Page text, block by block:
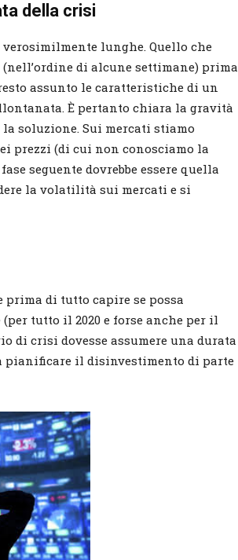
della crisi
lunghe. Quello che
(nell’ordine di alcune settimane) prima
assunto le caratteristiche di un
È pertanto chiara la gravità
soluzione. Sui mercati stiamo
prezzi (di cui non conosciamo la
seguente dovrebbe essere quella
la volatilità sui mercati e si
prima di tutto capire se possa
tutto il 2020 e forse anche per il
di crisi dovesse assumere una durata
pianificare il disinvestimento di parte